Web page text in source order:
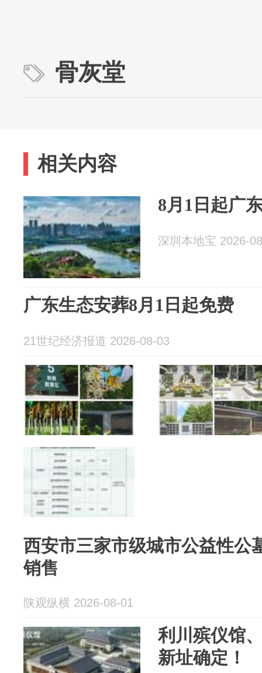
骨灰堂
相关内容
8月1日起广
深圳本地宝 2026-
广东生态安葬8月1日起免费
21世纪经济报道 2026-08-03
西安市三家市级城市公益性公
销售
陕观纵横 2026-08-01
利川殡仪馆
新址确定！